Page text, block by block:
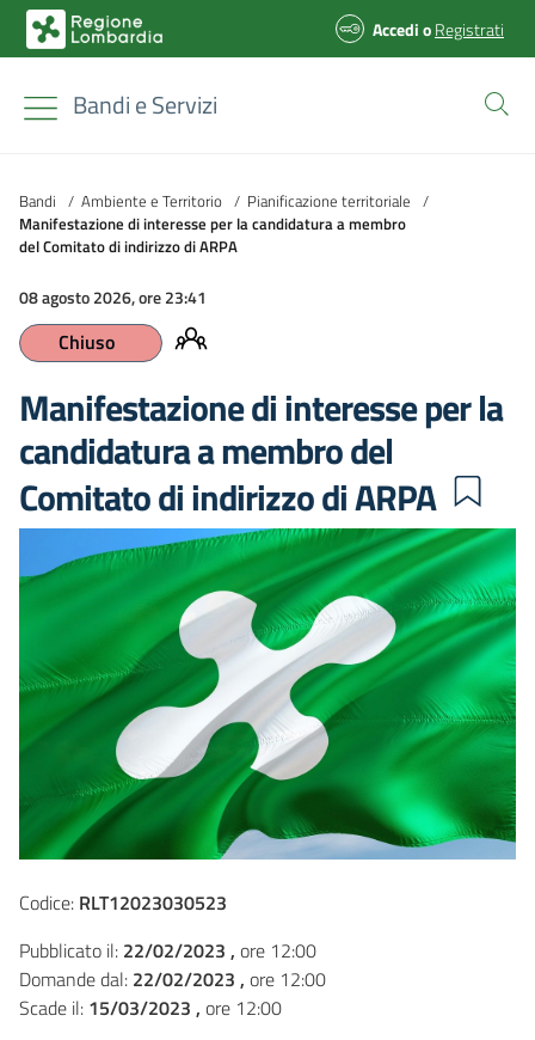
AccedioRegistrati
Bandi e Servizi
Bandi / Ambiente e Territorio / Pianificazione territoriale /
Manifestazione di interesse per la candidatura a membro
del Comitato di indirizzo di ARPA
08 agosto 2026, ore 23:41
Chiuso
Manifestazione di interesse per la
candidatura a membro del
Comitato di indirizzo di ARPA
Codice: RLT12023030523
Pubblicato il: 22/02/2023 , ore 12:00
Domande dal: 22/02/2023 , ore 12:00
Scade il: 15/03/2023 , ore 12:00